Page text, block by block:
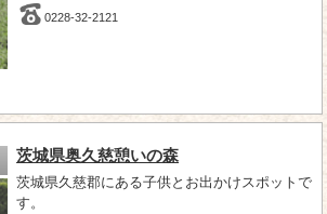
0228-32-2121
茨城県奥久慈憩いの森
茨城県久慈郡にある子供とお出かけスポットで
す。